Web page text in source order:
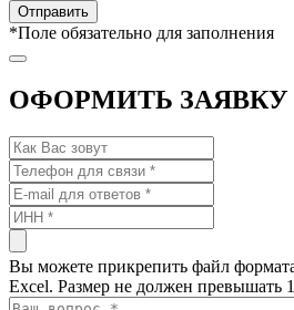
*Поле обязательно для заполнения
ОФОРМИТЬ ЗАЯВКУ
Вы можете прикрепить файл
Excel. Размер не должен превышать